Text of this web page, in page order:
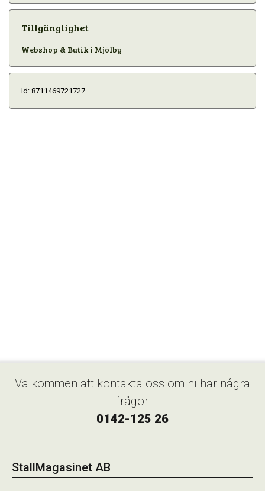
Tillgänglighet
Webshop & Butik i Mjölby
Id: 8711469721727
Välkommen att kontakta oss om ni har några
frågor
0142-125 26
StallMagasinet AB